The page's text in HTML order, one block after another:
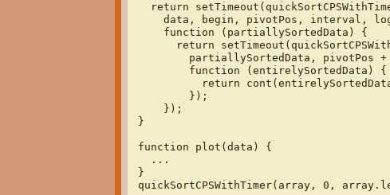
return
data, begin, pivotPos, interval,
    function (partiallySortedData) {
return
partiallySortedData, pivotPos
        function (entirelySortedData) {
return
        });
    });
}
function plot(data) {
  ...
}
quickSortCPSWithTimer(array, 0,